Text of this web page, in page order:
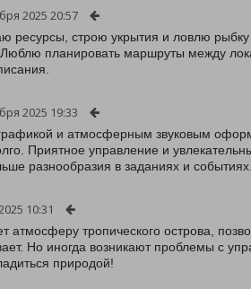
2025 20:57
ресурсы, строю укрытия и ловлю
планировать маршруты между
2025 19:33
и атмосферным звуковым
Приятное управление и
разнообразия в заданиях и событиях.
10:31
атмосферу тропического острова,
Но иногда возникают проблемы с
природой!